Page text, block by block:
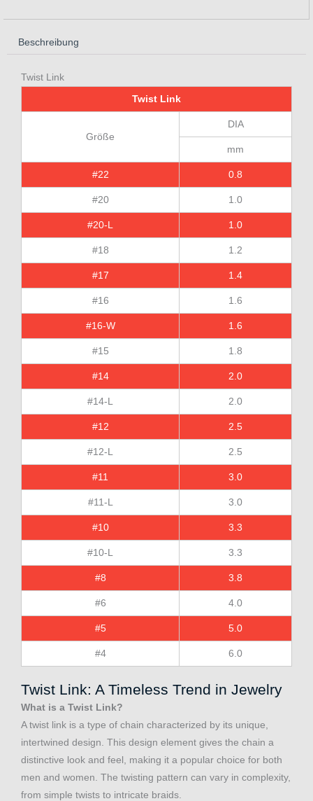
Beschreibung
Twist Link
Twist Link
Größe
DIA
mm
#22 0.8
#20 1.0
#20-L 1.0
#18 1.2
#17 1.4
#16 1.6
#16-W 1.6
#15 1.8
#14 2.0
#14-L 2.0
#12 2.5
#12-L 2.5
#11 3.0
#11-L 3.0
#10 3.3
#10-L 3.3
#8 3.8
#6 4.0
#5 5.0
#4 6.0
Twist Link: A Timeless Trend in Jewelry
What is a Twist Link?
A twist link is a type of chain characterized by its unique,
intertwined design. This design element gives the chain a
distinctive look and feel, making it a popular choice for both
men and women. The twisting pattern can vary in complexity,
from simple twists to intricate braids.